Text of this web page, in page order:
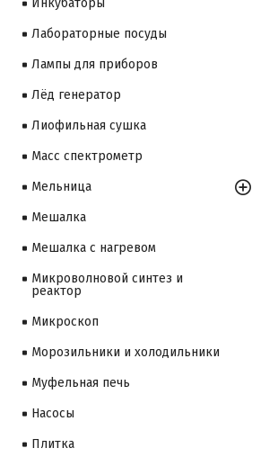
Инкубаторы
Лабораторные посуды
Лампы для приборов
Лёд генератор
Лиофильная сушка
Масс спектрометр
Мельница
Мешалка
Мешалка с нагревом
Микроволновой синтез и
реактор
Микроскоп
Морозильники и холодильники
Муфельная печь
Насосы
Плитка